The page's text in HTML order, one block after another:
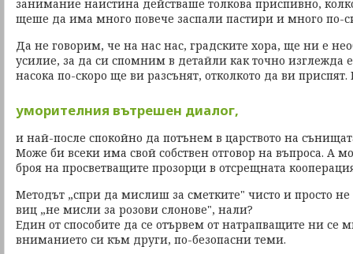
занимание наистина действаше толкова приспивно,
щеше да има много повече заспали пастири и много по-
Да не говорим, че на нас нас, градските хора, ще ни е
усилие, за да си спомним в детайли как точно изглежда
насока по-скоро ще ви разсънят, отколкото да ви
уморителния вътрешен диалог,
и най-после спокойно да потънем в царството на
Може би всеки има свой собствен отговор на въпроса. А
броя на просветващите прозорци в отсрещната
Методът „спри да мислиш за сметките" чисто и просто не
виц „не мисли за розови слонове", нали?
Един от способите да се отървем от натрапващите ни се
вниманието си към други, по-безопасни теми.